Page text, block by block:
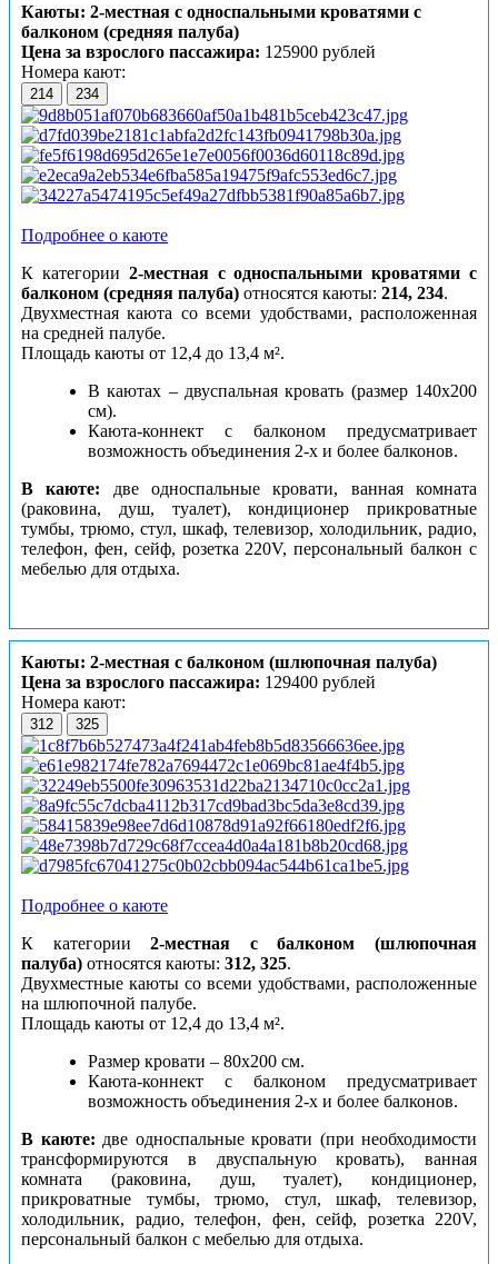
Каюты: 2-местная с односпальными кроватями с
балконом (средняя палуба)
Цена за взрослого пассажира: 125900 рублей
Номера кают:
214 234
Подробнее о каюте
К категории 2-местная с односпальными кроватями с
балконом (средняя палуба) относятся каюты: 214, 234.
Двухместная каюта со всеми удобствами, расположенная
на средней палубе.
Площадь каюты от 12,4 до 13,4 м².
В каютах – двуспальная кровать (размер 140х200
см).
Каюта-коннект с балконом предусматривает
возможность объединения 2-х и более балконов.
В каюте: две односпальные кровати, ванная комната
(раковина, душ, туалет), кондиционер прикроватные
тумбы, трюмо, стул, шкаф, телевизор, холодильник, радио,
телефон, фен, сейф, розетка 220V, персональный балкон с
мебелью для отдыха.
Каюты: 2-местная с балконом (шлюпочная палуба)
Цена за взрослого пассажира: 129400 рублей
Номера кают:
312 325
Подробнее о каюте
К категории 2-местная с балконом (шлюпочная
палуба) относятся каюты: 312, 325.
Двухместные каюты со всеми удобствами, расположенные
на шлюпочной палубе.
Площадь каюты от 12,4 до 13,4 м².
Размер кровати – 80х200 см.
Каюта-коннект с балконом предусматривает
возможность объединения 2-х и более балконов.
В каюте: две односпальные кровати (при необходимости
трансформируются в двуспальную кровать), ванная
комната (раковина, душ, туалет), кондиционер,
прикроватные тумбы, трюмо, стул, шкаф, телевизор,
холодильник, радио, телефон, фен, сейф, розетка 220V,
персональный балкон с мебелью для отдыха.